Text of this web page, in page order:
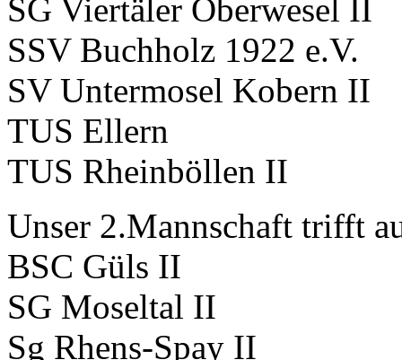
SG Viertäler Oberwesel II
SSV Buchholz 1922 e.V.
SV Untermosel Kobern II
TUS Ellern
TUS Rheinböllen II
Unser 2.Mannschaft trifft
BSC Güls II
SG Moseltal II
Sg Rhens-Spay II